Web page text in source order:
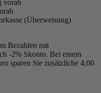
(Überweisung)
Bezahlen mit
-2% Skonto. Bei einem
sparen Sie zusätzliche 4,00